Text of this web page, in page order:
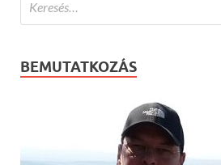
BEMUTATKOZÁS